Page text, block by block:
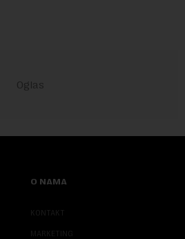
O NAMA
KONTAKT
MARKETING